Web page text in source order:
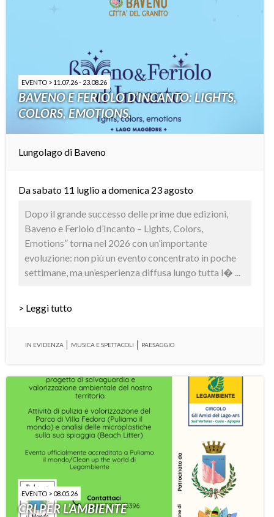
EVENTO > 11.07.26 - 23.08.26
BAVENO E FERIOLO D’INCANTO: LIGHTS,
COLORS, EMOTIONS.
Lungolago di Baveno
Da sabato 11 luglio a domenica 23 agosto
Dopo il grande successo delle prime due edizioni,
Baveno e Feriolo d’Incanto – Lights, Colors,
Emotions” torna nel 2026 con un’importante
evoluzione: non più un evento concentrato in poche
settimane, ma un’esperienza diffusa lungo tutta l� ...
> Leggi tutto
IN EVIDENZA MUSICA E SPETTACOLI PAESAGGIO
EVENTO > 08.05.26
CRI PER L’AMBIENTE